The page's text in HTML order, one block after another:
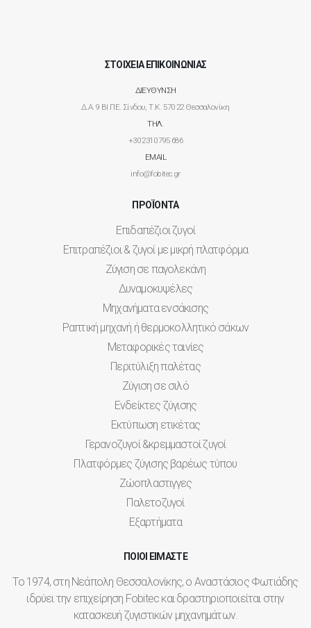
ΣΤΟΙΧΕΙΑ ΕΠΙΚΟΙΝΩΝΙΑΣ
ΔΙΕΥΘΥΝΣΗ
Δ.Α. 9 ΒΙ.ΠΕ. Σίνδου, Τ.Κ. 570 22 Θεσσαλονίκη
ΤΗΛ.
+30 2310 795 686
EMAIL
info@fobitec.gr
ΠΡΟΪΟΝΤΑ
Επιδαπέζιοι ζυγοί
Επιτραπέζιοι & ζυγοί με μικρή πλατφόρμα
Ζύγιση σε παγολεκάνη
Δυναμοκυψέλες
Μηχανήματα ενσάκισης
Ραπτική μηχανή ή θερμοκολλητικό σάκων
Μεταφορικές ταινίες
Περιτύλιξη παλέτας
Ζύγιση σε σιλό
Ενδείκτες ζύγισης
Εκτύπωση ετικέτας
Γερανοζυγοί &κρεμμαστοί ζυγοί
Πλατφόρμες ζύγισης βαρέως τύπου
Ζώοπλαστιγγες
Παλετοζυγοί
Εξαρτήματα
ΠΟΙΟΙ ΕΙΜΑΣΤΕ
Το 1974, στη Νεάπολη Θεσσαλονίκης, ο Αναστάσιος Φωτιάδης
ιδρύει την επιχείρηση Fobitec και δραστηριοποιείται στην
κατασκευή ζυγιστικών μηχανημάτων.